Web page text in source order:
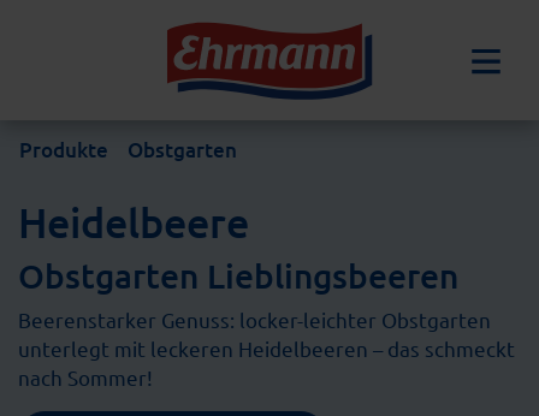
Produkte Obstgarten
Heidelbeere
Obstgarten Lieblingsbeeren
Beerenstarker Genuss: locker-leichter Obstgarten
unterlegt mit leckeren Heidelbeeren – das schmeckt
nach Sommer!